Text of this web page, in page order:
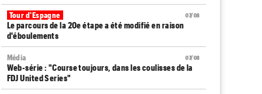
07/08
Tour d'Espagne
Le parcours de la 20e étape a été modifié en raison
d'éboulements
07/08
Média
Web-série : "Course toujours, dans les coulisses de la
FDJ United Series"